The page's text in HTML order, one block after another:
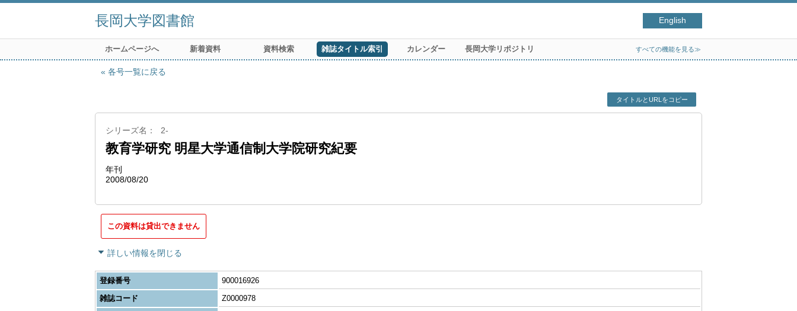
長岡大学図書館 English
ホームページへ 新着資料 資料検索 雑誌タイトル索引 カレンダー 長岡大学リポジトリ すべての機能を見る≫
各号一覧に戻る
タイトルとURLをコピー
シリーズ名 2-
教育学研究 明星大学通信制大学院研究紀要
年刊
2008/08/20
この資料は貸出できません
詳しい情報を閉じる
登録番号
900016926
雑誌コード
Z0000978